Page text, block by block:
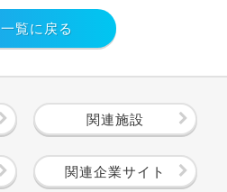
一覧に戻る
関連施設
関連企業サイト